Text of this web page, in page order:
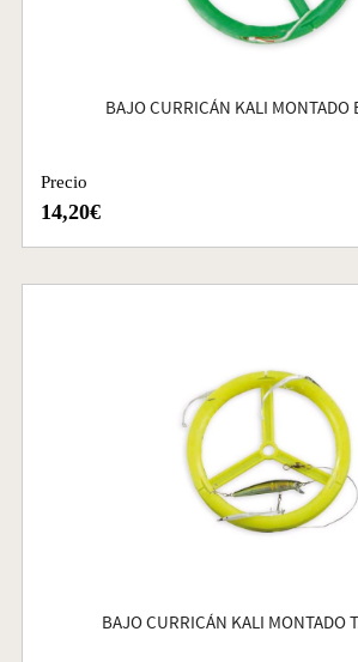
BAJO CURRICÁN KALI MONTADO
Precio
14,20€
BAJO CURRICÁN KALI MONTADO